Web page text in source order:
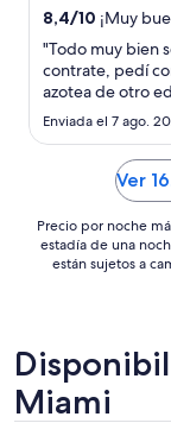
8,4/10 ¡Muy
"Todo muy bien
contrate, pedí
azotea de otro
Enviada el 7 ago.
Ver
Precio por noche
estadía de una
están sujetos a
Miami